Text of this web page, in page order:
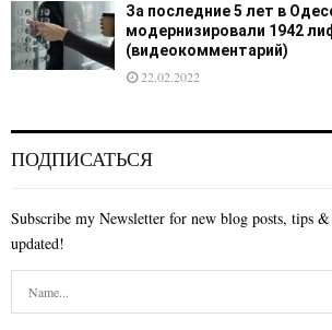
За последние 5 лет в
модернизировали 1942
(видеокомментарий)
22.02.2022
ПОДПИСАТЬСЯ
Subscribe my Newsletter for new blog posts, tips
updated!